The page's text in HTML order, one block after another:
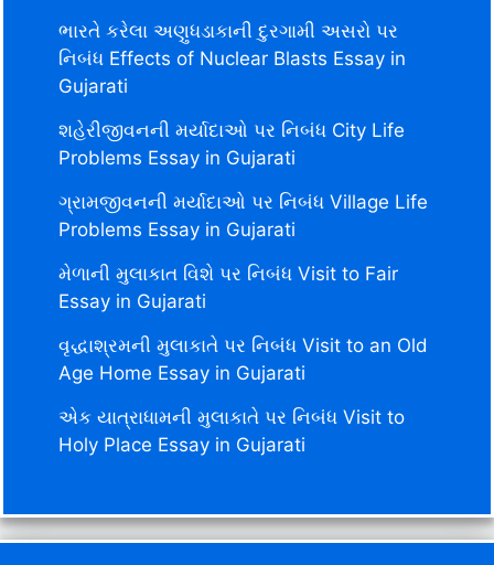
ભારતે કરેલા અણુધડાકાની દુરગામી અસરો પર
નિબંધ Effects of Nuclear Blasts Essay in
Gujarati
શહેરીજીવનની મર્યાદાઓ પર નિબંધ City Life
Problems Essay in Gujarati
ગ્રામજીવનની મર્યાદાઓ પર નિબંધ Village Life
Problems Essay in Gujarati
મેળાની મુલાકાત વિશે પર નિબંધ Visit to Fair
Essay in Gujarati
વૃદ્ધાશ્રમની મુલાકાતે પર નિબંધ Visit to an Old
Age Home Essay in Gujarati
એક યાત્રાધામની મુલાકાતે પર નિબંધ Visit to
Holy Place Essay in Gujarati